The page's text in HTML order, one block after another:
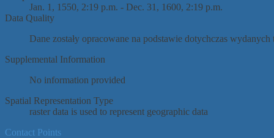
Jan. 1, 1550, 2:19 p.m. - Dec. 31, 1600, 2:19 p.m.
Data Quality
Dane zostały opracowane na podstawie dotychczas
Supplemental Information
No information provided
Spatial Representation Type
raster data is used to represent geographic data
Contact Points